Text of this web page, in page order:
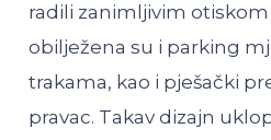
radili zanimljivim otiskom
obilježena su i parking
trakama, kao i pješački
pravac. Takav dizajn